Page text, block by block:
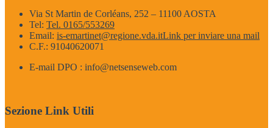
Via St Martin de Corléans, 252 – 11100 AOSTA
Tel: Tel. 0165/553269
Email: is-emartinet@regione.vda.itLink per inviare una mail
C.F.: 91040620071
E-mail DPO : info@netsenseweb.com
Sezione Link Utili